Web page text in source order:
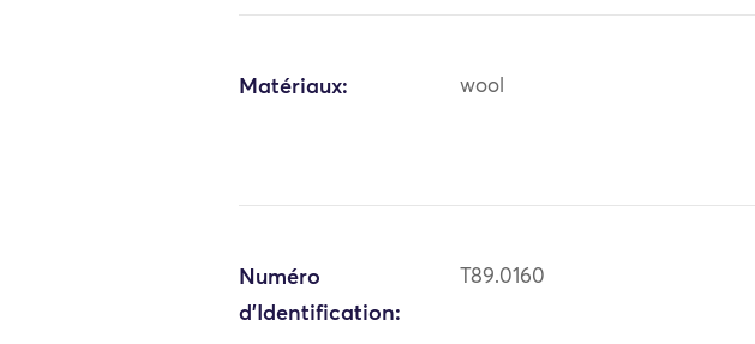
Matériaux: wool
Numéro
d'Identification:
T89.0160